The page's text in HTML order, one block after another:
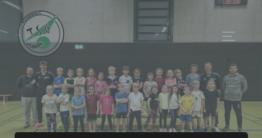
Zum
Inhalt
springen